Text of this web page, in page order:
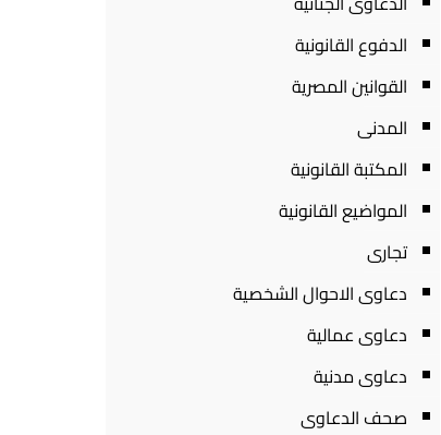
الدفوع القانونية
القوانين المصرية
المدنى
المكتبة القانونية
المواضيع القانونية
تجارى
دعاوى الاحوال الشخصية
دعاوى عمالية
دعاوى مدنية
صحف الدعاوى